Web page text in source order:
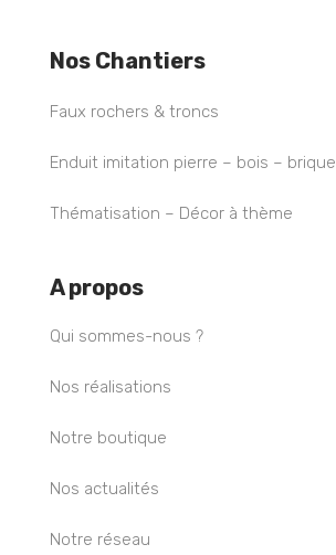
Nos Chantiers
Faux rochers & troncs
Enduit imitation pierre – bois – brique
Thématisation – Décor à thème
A propos
Qui sommes-nous ?
Nos réalisations
Notre boutique
Nos actualités
Notre réseau